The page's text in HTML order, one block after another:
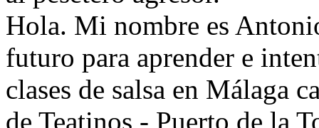
Hola. Mi nombre es
futuro para aprender e
clases de salsa en Málaga
de Teatinos - Puerto de la